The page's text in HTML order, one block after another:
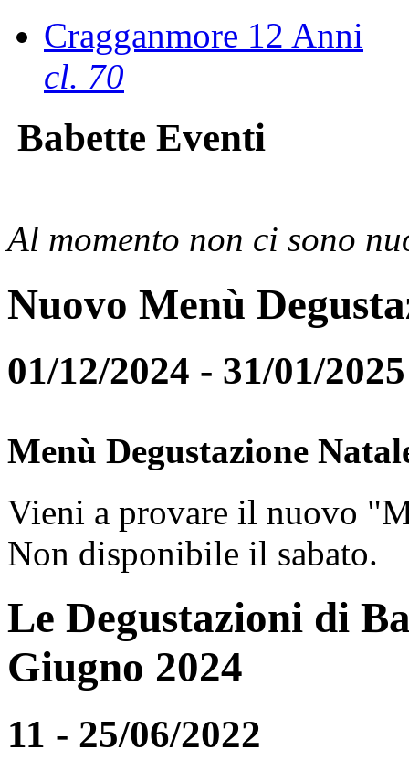
Cragganmore 12 Anni
cl. 70
Babette Eventi
Al momento non ci sono
Nuovo Menù
01/12/2024 - 31/01/2025
Menù Degustazione
Vieni a provare il nuovo
Non disponibile il sabato.
Le Degustazioni di
Giugno 2024
11 - 25/06/2022